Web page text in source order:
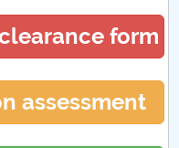
form
assessment